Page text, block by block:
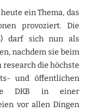
ein Thema, das
provoziert. Die
darf sich nun als
nachdem sie beim
die höchste
und öffentlichen
DKB in einer
vor allen Dingen